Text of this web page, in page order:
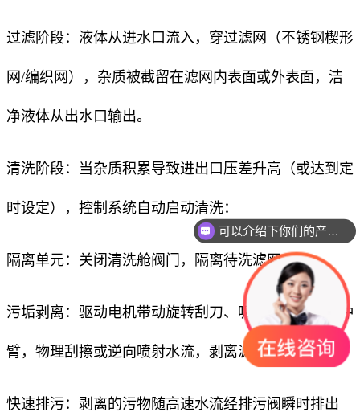
过滤阶段：液体从进水口流入，穿过滤网（不锈钢楔形
网/编织网），杂质被截留在滤网内表面或外表面，洁
净液体从出水口输出。
清洗阶段：当杂质积累导致进出口压差升高（或达到定
时设定），控制系统自动启动清洗：
隔离单元：关闭清洗舱阀门，隔离待洗滤网。
污垢剥离：驱动电机带动旋转刮刀、吸吮扫描器或反冲
臂，物理刮擦或逆向喷射水流，剥离滤网表面杂质。
快速排污：剥离的污物随高速水流经排污阀瞬时排出
可以介绍下你们的产品么